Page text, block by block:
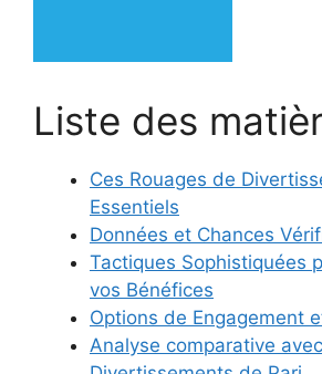
Liste des
Ces Rouages de
Essentiels
Données et Chances
Tactiques Sophistiquées
vos Bénéfices
Options de Engagement
Analyse comparative avec